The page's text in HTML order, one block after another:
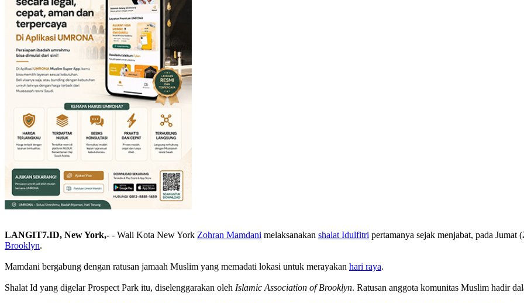
LANGIT7.ID, New York,- - Wali Kota New York Zohran Mamdani melaksanakan shalat Idulfitri pertamanya sejak menjabat, pada
Brooklyn.
Mamdani bergabung dengan ratusan jamaah Muslim yang memadati lokasi untuk merayakan hari raya.
Shalat Id yang digelar Prospect Park itu, diselenggarakan oleh Islamic Association of Brooklyn. Ratusan anggota komunitas Muslim hadir